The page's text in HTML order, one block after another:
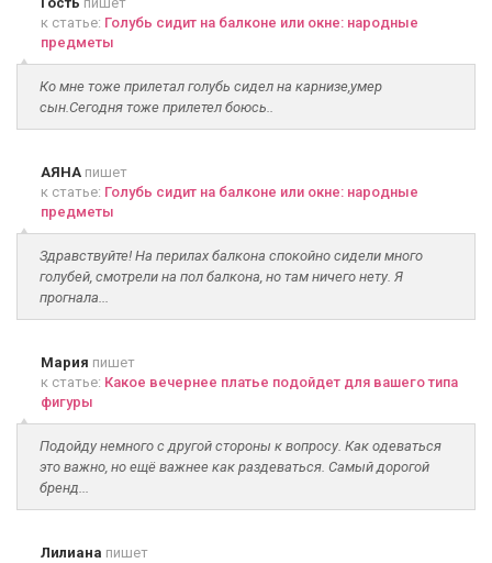
к статье: Голубь сидит на балконе или окне: народные
предметы
Ко мне тоже прилетал голубь сидел на карнизе,умер
сын.Сегодня тоже прилетел боюсь..
АЯНА пишет
к статье: Голубь сидит на балконе или окне: народные
предметы
Здравствуйте! На перилах балкона спокойно сидели много
голубей, смотрели на пол балкона, но там ничего нету. Я
прогнала...
Мария пишет
к статье: Какое вечернее платье подойдет для вашего типа
фигуры
Подойду немного с другой стороны к вопросу. Как одеваться
это важно, но ещё важнее как раздеваться. Самый дорогой
бренд...
Лилиана пишет